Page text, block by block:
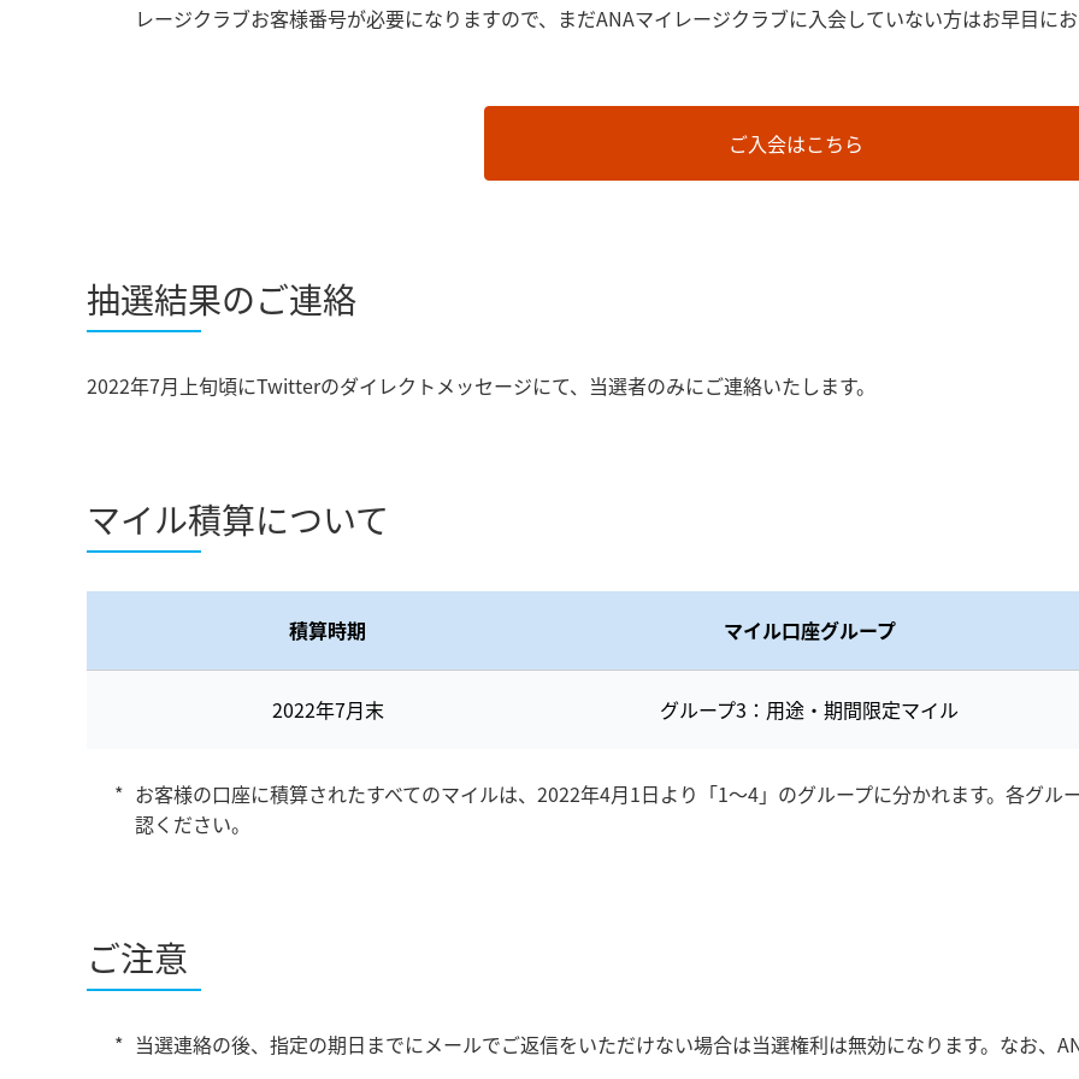
レージクラブお客様番号が必要になりますので、まだANAマイレージクラブに入会していない方はお早目にお
ご入会はこちら
抽選結果のご連絡
2022年7月上旬頃にTwitterのダイレクトメッセージにて、当選者のみにご連絡いたします。
マイル積算について
積算時期 マイル口座グループ
2022年7月末 グループ3：用途・期間限定マイル
お客様の口座に積算されたすべてのマイルは、2022年4月1日より「1～4」のグループに分かれます。各グル
認ください。
ご注意
当選連絡の後、指定の期日までにメールでご返信をいただけない場合は当選権利は無効になります。なお、